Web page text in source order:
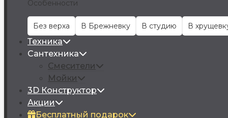
Особенности
Без верха В Брежневку В студию В
Техника
Сантехника
Смесители
Мойки
3D Конструктор
Акции
Бесплатный подарок